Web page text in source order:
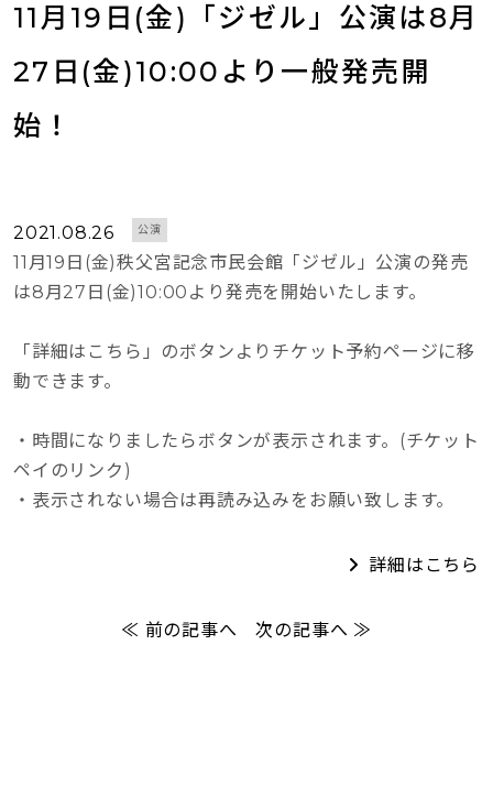
11月19日(金)「ジゼル」公演は8月
27日(金)10:00より一般発売開
始！
2021.08.26 公演
11月19日(金)秩父宮記念市民会館「ジゼル」公演の発売
は8月27日(金)10:00より発売を開始いたします。
「詳細はこちら」のボタンよりチケット予約ページに移
動できます。
・時間になりましたらボタンが表示されます。(チケット
ペイのリンク)
・表示されない場合は再読み込みをお願い致します。
詳細はこちら
≪ 前の記事へ 次の記事へ ≫